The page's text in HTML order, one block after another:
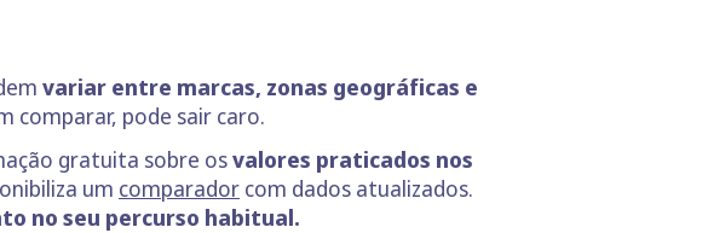
variar entre marcas, zonas geográficas e
comparar, pode sair caro.
gratuita sobre osvalores praticados nos
um comparador com dados atualizados.
no seu percurso habitual.